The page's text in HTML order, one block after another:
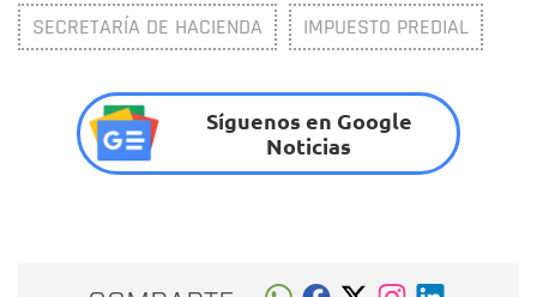
SECRETARÍA DE HACIENDA IMPUESTO PREDIAL
Síguenos en Google
Noticias